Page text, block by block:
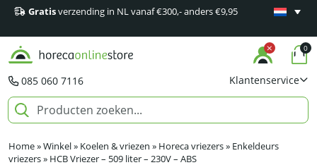
Gratisverzending in NL vanaf €300,- anders €9,95
Minimaal
085 060 7116 Klantenservice
0
Home»Winkel» Koelen & vriezen » Horeca vriezers» Enkeldeurs
vriezers» HCB Vriezer – 509 liter – 230V – ABS